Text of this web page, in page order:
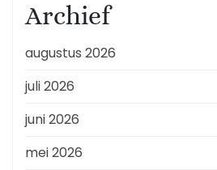
Archief
augustus 2026
juli 2026
juni 2026
mei 2026